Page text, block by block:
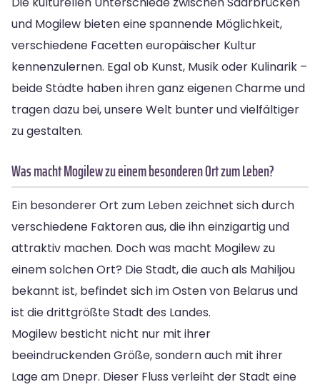
und Mogilew bieten eine spannende Möglichkeit,
verschiedene Facetten europäischer Kultur
kennenzulernen. Egal ob Kunst, Musik oder Kulinarik –
beide Städte haben ihren ganz eigenen Charme und
tragen dazu bei, unsere Welt bunter und vielfältiger
zu gestalten.
Was macht Mogilew zu einem besonderen Ort zum Leben?
Ein besonderer Ort zum Leben zeichnet sich durch
verschiedene Faktoren aus, die ihn einzigartig und
attraktiv machen. Doch was macht Mogilew zu
einem solchen Ort? Die Stadt, die auch als Mahiljou
bekannt ist, befindet sich im Osten von Belarus und
ist die drittgrößte Stadt des Landes.
Mogilew besticht nicht nur mit ihrer
beeindruckenden Größe, sondern auch mit ihrer
Lage am Dnepr. Dieser Fluss verleiht der Stadt eine